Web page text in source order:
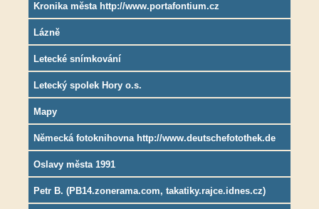
Kronika města http://www.portafontium.cz
Lázně
Letecké snímkování
Letecký spolek Hory o.s.
Mapy
Německá fotoknihovna http://www.deutschefotothek.de
Oslavy města 1991
Petr B. (PB14.zonerama.com, takatiky.rajce.idnes.cz)